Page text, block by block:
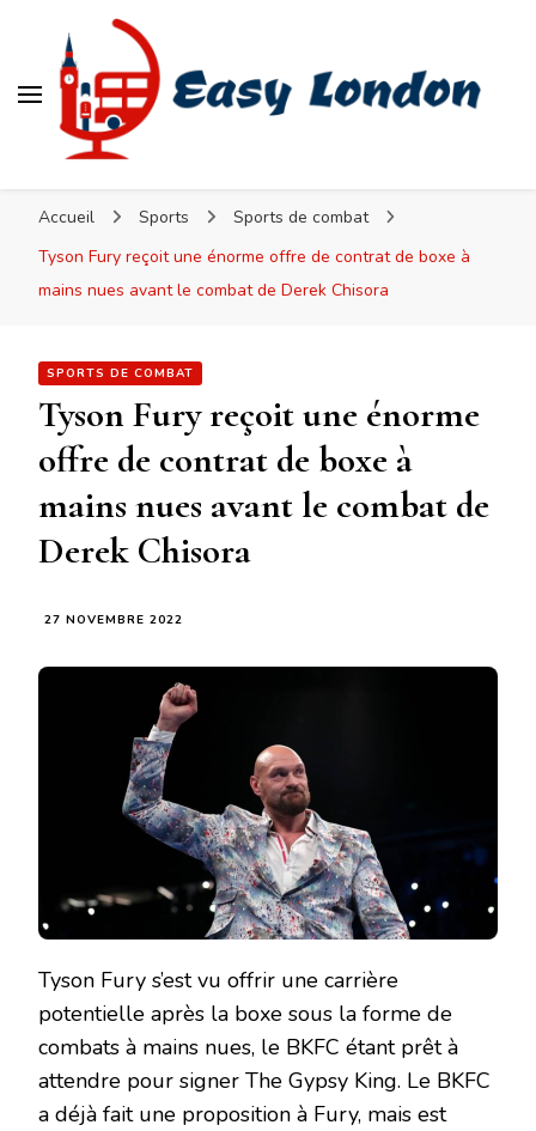
Accueil Sports
Sports de combat
Tyson Fury reçoit une énorme offre de contrat de boxe à
mains nues avant le combat de Derek Chisora
SPORTS DE COMBAT
Tyson Fury reçoit une énorme
offre de contrat de boxe à
mains nues avant le combat de
Derek Chisora
27 NOVEMBRE 2022
Tyson Fury s’est vu offrir une carrière
potentielle après la boxe sous la forme de
combats à mains nues, le BKFC étant prêt à
attendre pour signer The Gypsy King. Le BKFC
a déjà fait une proposition à Fury, mais est